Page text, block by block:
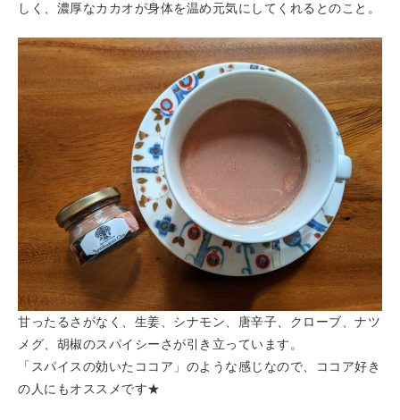
しく、濃厚なカカオが身体を温め元気にしてくれるとのこと。
甘ったるさがなく、生姜、シナモン、唐辛子、クローブ、ナツ
メグ、胡椒のスパイシーさが引き立っています。
「スパイスの効いたココア」のような感じなので、ココア好き
の人にもオススメです★